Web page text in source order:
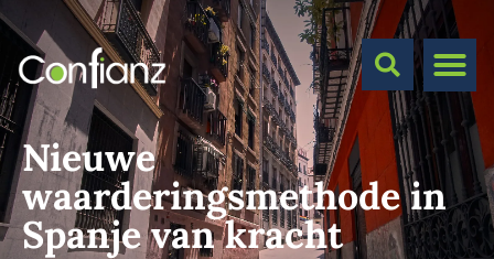
Nieuwe
waarderingsmethode in
Spanje van kracht